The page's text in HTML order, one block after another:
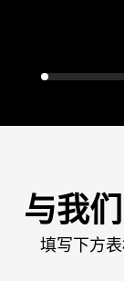
与我
填写下方